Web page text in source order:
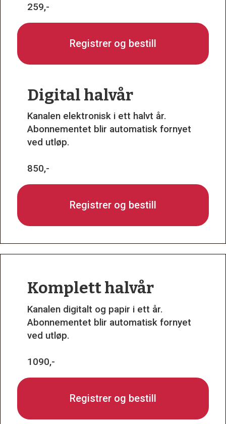
259,-
Registrer og bestill
Digital halvår
Kanalen elektronisk i ett halvt år.
Abonnementet blir automatisk fornyet
ved utløp.
850,-
Registrer og bestill
Komplett halvår
Kanalen digitalt og papir i ett år.
Abonnementet blir automatisk fornyet
ved utløp.
1090,-
Registrer og bestill